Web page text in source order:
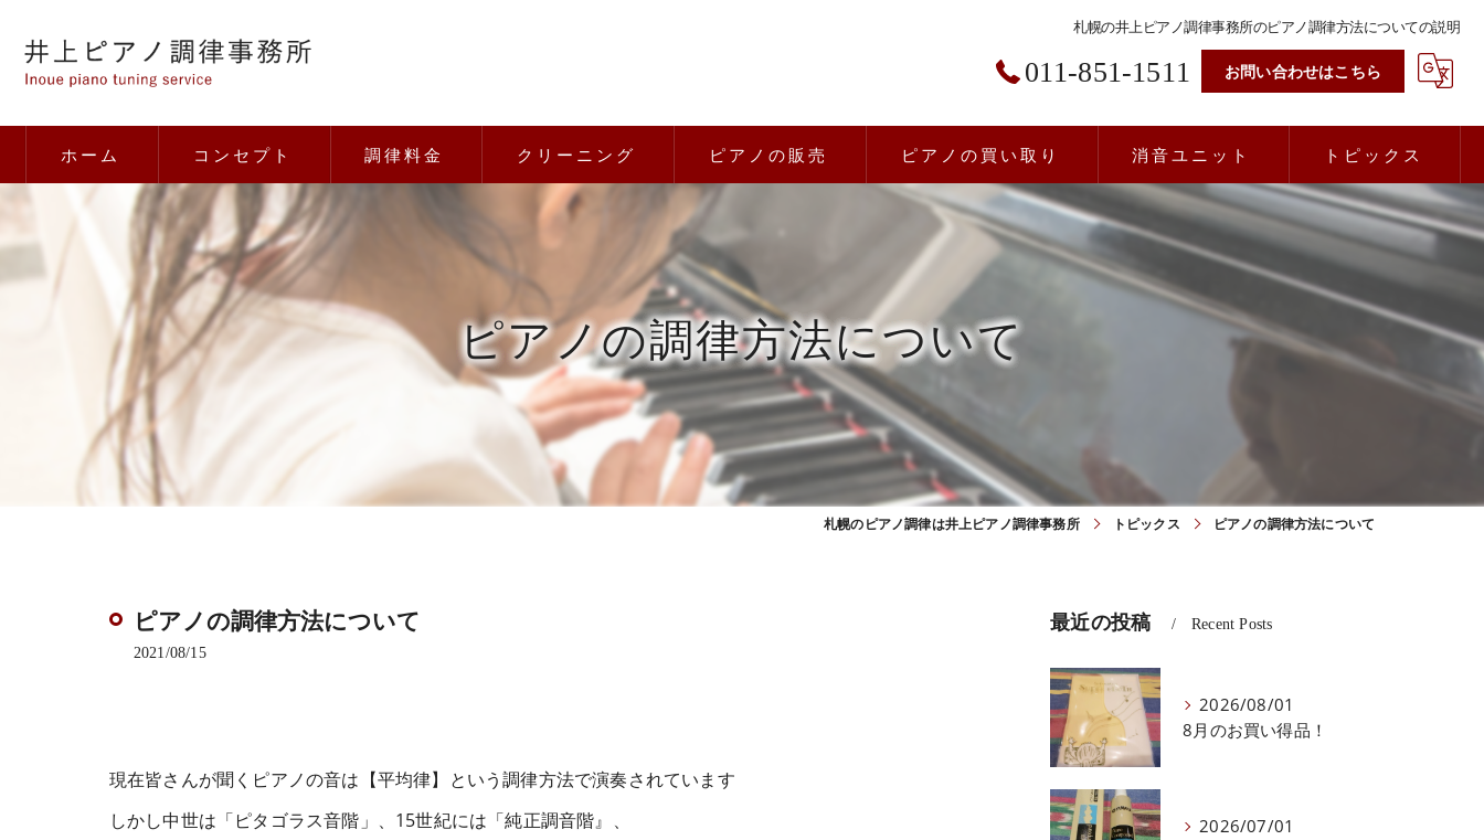
札幌の井上ピアノ調律事務所のピアノ調律方法についての説明
011-851-1511 お問い合わせはこちら
ホーム コンセプト 調律料金 クリーニング ピアノの販売 ピアノの買い取り 消音ユニット トピックス
ピアノの調律方法について
札幌のピアノ調律は井上ピアノ調律事務所 トピックス ピアノの調律方法について
ピアノの調律方法について
2021/08/15
現在皆さんが聞くピアノの音は【平均律】という調律方法で演奏されています
しかし中世は「ピタゴラス音階」、15世紀には「純正調音階』、
最近の投稿 Recent Posts
2026/08/01
8月のお買い得品！
2026/07/01